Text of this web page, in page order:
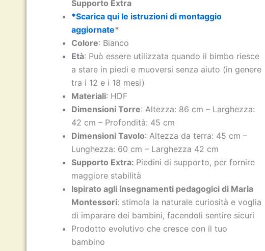
Supporto Extra
*Scarica qui le istruzioni di montaggio
aggiornate*
Colore: Bianco
Età: Può essere utilizzata quando il bimbo riesce
a stare in piedi e muoversi senza aiuto (in genere
tra i 12 e i 18 mesi)
Materiali: HDF
Dimensioni Torre: Altezza: 86 cm – Larghezza:
42 cm – Profondità: 45 cm
Dimensioni Tavolo: Altezza da terra: 45 cm –
Lunghezza: 60 cm – Larghezza 42 cm
Supporto Extra: Piedini di supporto, per fornire
maggiore stabilità
Ispirato agli insegnamenti pedagogici di Maria
Montessori: stimola la naturale curiosità e voglia
di imparare dei bambini, facendoli sentire sicuri
Prodotto evolutivo che cresce con il tuo
bambino